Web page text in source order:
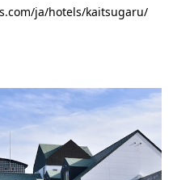
ja/hotels/kaitsugaru/